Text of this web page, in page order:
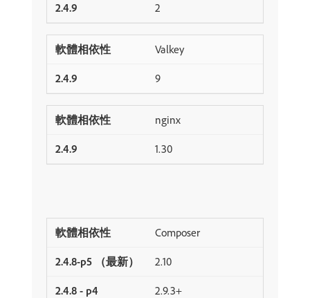
2
Valkey
9
nginx
1.30
Composer
2.10
2.9.3+